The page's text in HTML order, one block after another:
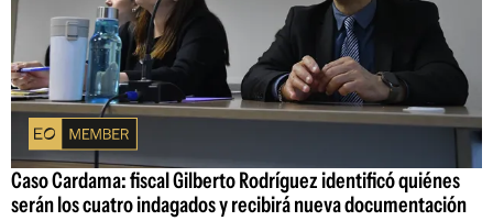
Caso Cardama: fiscal Gilberto Rodríguez identificó quiénes
serán los cuatro indagados y recibirá nueva documentación